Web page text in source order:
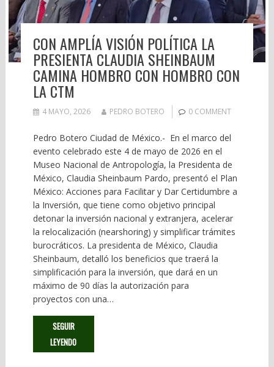
CON AMPLÍA VISIÓN POLÍTICA LA
PRESIENTA CLAUDIA SHEINBAUM
CAMINA HOMBRO CON HOMBRO CON
LA CTM
4 MAYO, 2026 PEDRO BOTERO 0 COMMENT
Pedro Botero Ciudad de México.- En el marco del
evento celebrado este 4 de mayo de 2026 en el
Museo Nacional de Antropología, la Presidenta de
México, Claudia Sheinbaum Pardo, presentó el Plan
México: Acciones para Facilitar y Dar Certidumbre a
la Inversión, que tiene como objetivo principal
detonar la inversión nacional y extranjera, acelerar
la relocalización (nearshoring) y simplificar trámites
burocráticos. La presidenta de México, Claudia
Sheinbaum, detalló los beneficios que traerá la
simplificación para la inversión, que dará en un
máximo de 90 días la autorización para
proyectos con una…
SEGUIR
LEYENDO